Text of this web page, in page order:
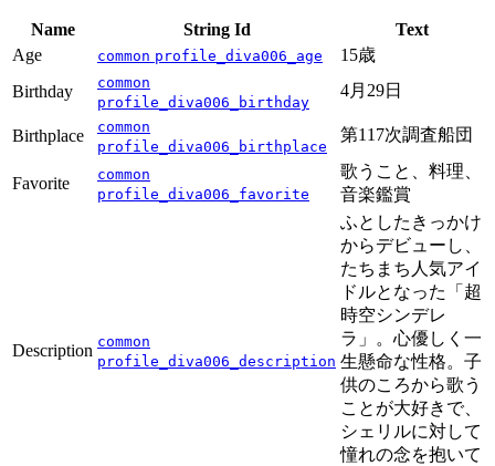
Name String Id
Text
Age
common profile_diva006_age
15歳
Birthday
common
profile_diva006_birthday
4月29日
Birthplace
common
profile_diva006_birthplace
第117次調査船団
Favorite
common
profile_diva006_favorite
歌うこと、料理、
音楽鑑賞
Description common
profile_diva006_description
ふとしたきっかけ
からデビューし、
たちまち人気アイ
ドルとなった「超
時空シンデレ
ラ」。心優しく一
生懸命な性格。子
供のころから歌う
ことが大好きで、
シェリルに対して
憧れの念を抱いて